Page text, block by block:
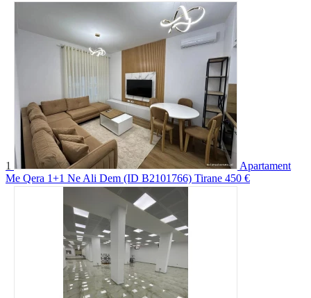
1
Apartament
Me Qera 1+1 Ne Ali Dem (ID B2101766) Tirane 450 €